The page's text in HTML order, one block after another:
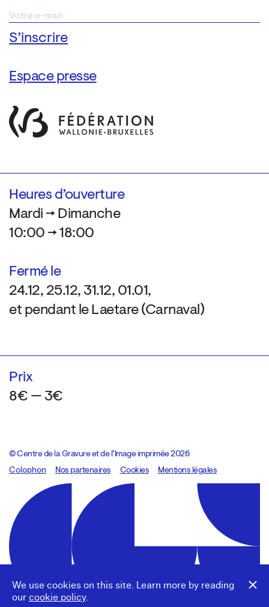
We use cookies on this site. Learn more by reading
our cookie policy.
Espace presse
Heures d’ouverture
Mardi → Dimanche
10:00 → 18:00
Fermé le
24.12, 25.12, 31.12, 01.01,
et pendant le Laetare (Carnaval)
Prix
8€ — 3€
© Centre de la Gravure et de l’Image imprimée 2026
Colophon
Design:Marcel Kaczmarek, code:8080.studio
Nos partenaires Cookies Mentions légales